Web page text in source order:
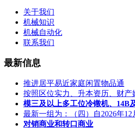
关于我们
机械知识
机械自动化
联系我们
最新信息
推进居平易近家庭闲置物品通
按照区位实力、升本资历、财产
模三及以上多工位冷镦机、14B
最新一组为：（四）自2026年12
对销商业和转口商业